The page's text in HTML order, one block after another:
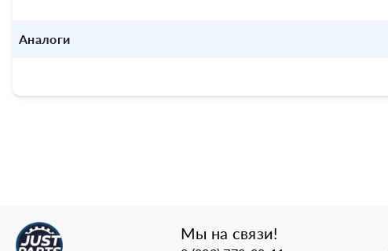
Аналоги
Мы на связи!